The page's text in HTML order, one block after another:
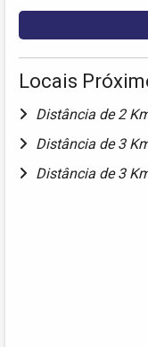
Locais
Distância de 2
Distância de 3
Distância de 3